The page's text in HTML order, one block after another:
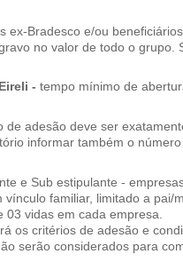
ex-Bradesco e/ou
no valor de todo o grupo.
- tempo mínimo de
de adesão deve ser
informar também o
e Sub estipulante -
familiar, limitado a pai/
vidas em cada empresa.
os critérios de adesão e
serão considerados para